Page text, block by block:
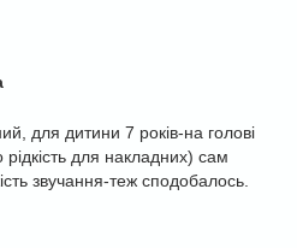
для дитини 7 років-на голові
для накладних) сам
звучання-теж сподобалось.